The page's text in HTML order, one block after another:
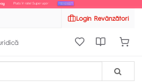
Login Revânzători